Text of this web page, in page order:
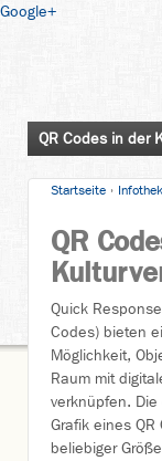
Google+
QR Codes in der
Startseite › Infothek
QR
Quick
Codes) bieten
Möglichkeit,
Raum mit
verknüpfen.
Grafik eines
beliebiger